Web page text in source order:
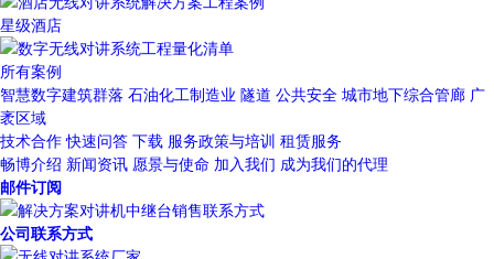
星级酒店
所有案例
智慧数字建筑群落 石油化工制造业 隧道 公共安全 城市地下综合管廊 广
袤区域
技术合作 快速问答 下载 服务政策与培训 租赁服务
畅博介绍 新闻资讯 愿景与使命 加入我们 成为我们的代理
邮件订阅
公司联系方式